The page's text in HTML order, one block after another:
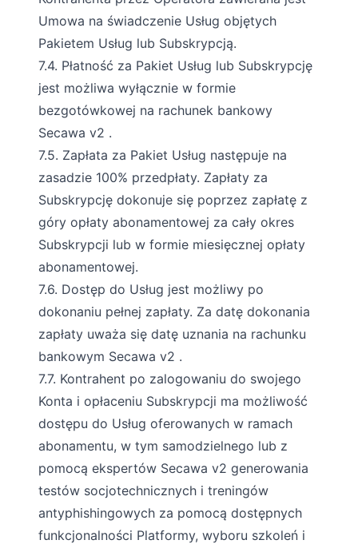
Umowa na świadczenie Usług objętych
Pakietem Usług lub Subskrypcją.
7.4. Płatność za Pakiet Usług lub Subskrypcję
jest możliwa wyłącznie w formie
bezgotówkowej na rachunek bankowy
Secawa v2 .
7.5. Zapłata za Pakiet Usług następuje na
zasadzie 100% przedpłaty. Zapłaty za
Subskrypcję dokonuje się poprzez zapłatę z
góry opłaty abonamentowej za cały okres
Subskrypcji lub w formie miesięcznej opłaty
abonamentowej.
7.6. Dostęp do Usług jest możliwy po
dokonaniu pełnej zapłaty. Za datę dokonania
zapłaty uważa się datę uznania na rachunku
bankowym Secawa v2 .
7.7. Kontrahent po zalogowaniu do swojego
Konta i opłaceniu Subskrypcji ma możliwość
dostępu do Usług oferowanych w ramach
abonamentu, w tym samodzielnego lub z
pomocą ekspertów Secawa v2 generowania
testów socjotechnicznych i treningów
antyphishingowych za pomocą dostępnych
funkcjonalności Platformy, wyboru szkoleń i